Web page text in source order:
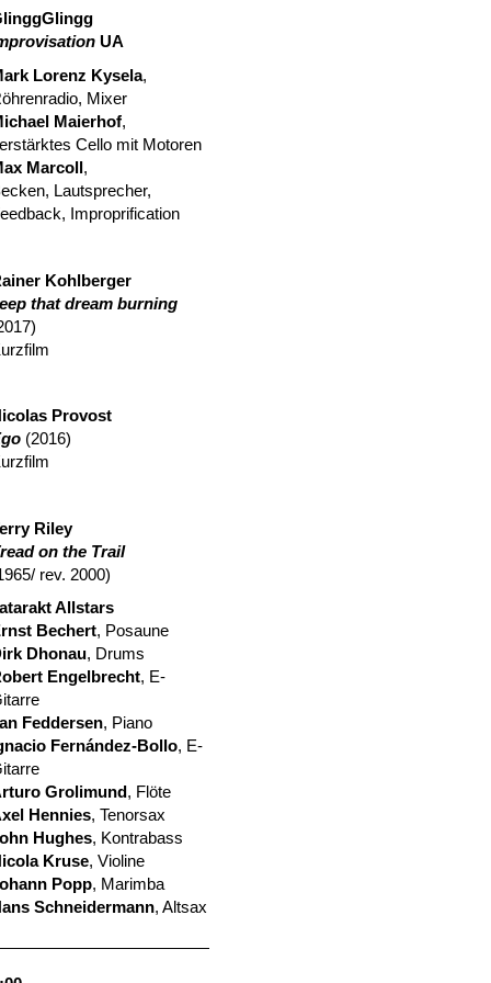
UA
Lorenz Kysela,
Mixer
Maierhof,
Cello mit Motoren
Marcoll,
Lautsprecher,
Improprification
Kohlberger
that dream burning
Provost
(2016)
Riley
on the Trail
rev. 2000)
Allstars
Bechert, Posaune
Dhonau, Drums
Engelbrecht, E-
Feddersen, Piano
Fernández-Bollo, E-
Grolimund, Flöte
Hennies, Tenorsax
Hughes, Kontrabass
Kruse, Violine
Popp, Marimba
Schneidermann, Altsax